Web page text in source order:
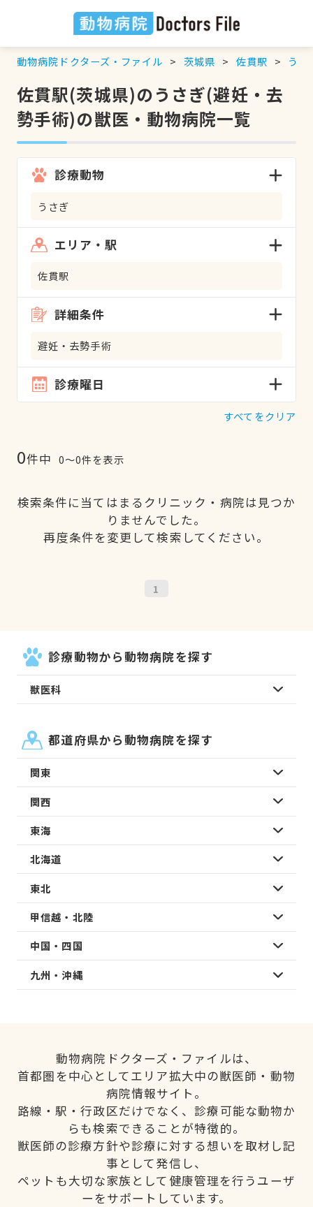
動物病院ドクターズ・ファイル 茨城県 佐貫駅 うさ
佐貫駅(茨城県)のうさぎ(避妊・去
勢手術)の獣医・動物病院一覧
診療動物
うさぎ
エリア・駅
佐貫駅
詳細条件
避妊・去勢手術
診療曜日
すべてをクリア
0件中 0〜0件を表示
検索条件に当てはまるクリニック・病院は見つか
りませんでした。
再度条件を変更して検索してください。
1
診療動物から動物病院を探す
獣医科
都道府県から動物病院を探す
関東
関西
東海
北海道
東北
甲信越・北陸
中国・四国
九州・沖縄
動物病院ドクターズ・ファイルは、
首都圏を中心としてエリア拡大中の獣医師・動物
病院情報サイト。
路線・駅・行政区だけでなく、診療可能な動物か
らも検索できることが特徴的。
獣医師の診療方針や診療に対する想いを取材し記
事として発信し、
ペットも大切な家族として健康管理を行うユーザ
ーをサポートしています。